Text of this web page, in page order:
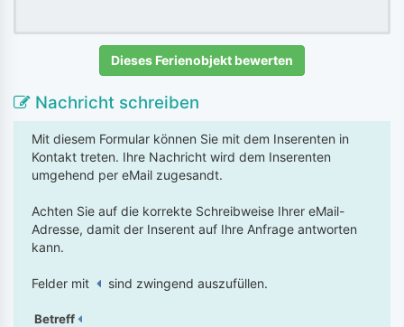
Dieses Ferienobjekt bewerten
Nachricht schreiben
Mit diesem Formular können Sie mit dem Inserenten in
Kontakt treten. Ihre Nachricht wird dem Inserenten
umgehend per eMail zugesandt.
Achten Sie auf die korrekte Schreibweise Ihrer eMail-
Adresse, damit der Inserent auf Ihre Anfrage antworten
kann.
Felder mit sind zwingend auszufüllen.
Betreff